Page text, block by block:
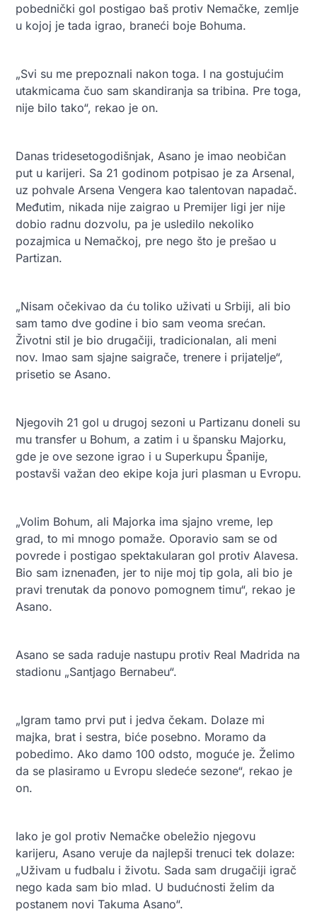
pobednički gol postigao baš protiv Nemačke, zemlje
u kojoj je tada igrao, braneći boje Bohuma.
„Svi su me prepoznali nakon toga. I na gostujućim
utakmicama čuo sam skandiranja sa tribina. Pre toga,
nije bilo tako“, rekao je on.
Danas tridesetogodišnjak, Asano je imao neobičan
put u karijeri. Sa 21 godinom potpisao je za Arsenal,
uz pohvale Arsena Vengera kao talentovan napadač.
Međutim, nikada nije zaigrao u Premijer ligi jer nije
dobio radnu dozvolu, pa je usledilo nekoliko
pozajmica u Nemačkoj, pre nego što je prešao u
Partizan.
„Nisam očekivao da ću toliko uživati u Srbiji, ali bio
sam tamo dve godine i bio sam veoma srećan.
Životni stil je bio drugačiji, tradicionalan, ali meni
nov. Imao sam sjajne saigrače, trenere i prijatelje“,
prisetio se Asano.
Njegovih 21 gol u drugoj sezoni u Partizanu doneli su
mu transfer u Bohum, a zatim i u špansku Majorku,
gde je ove sezone igrao i u Superkupu Španije,
postavši važan deo ekipe koja juri plasman u Evropu.
„Volim Bohum, ali Majorka ima sjajno vreme, lep
grad, to mi mnogo pomaže. Oporavio sam se od
povrede i postigao spektakularan gol protiv Alavesa.
Bio sam iznenađen, jer to nije moj tip gola, ali bio je
pravi trenutak da ponovo pomognem timu“, rekao je
Asano.
Asano se sada raduje nastupu protiv Real Madrida na
stadionu „Santjago Bernabeu“.
„Igram tamo prvi put i jedva čekam. Dolaze mi
majka, brat i sestra, biće posebno. Moramo da
pobedimo. Ako damo 100 odsto, moguće je. Želimo
da se plasiramo u Evropu sledeće sezone“, rekao je
on.
Iako je gol protiv Nemačke obeležio njegovu
karijeru, Asano veruje da najlepši trenuci tek dolaze:
„Uživam u fudbalu i životu. Sada sam drugačiji igrač
nego kada sam bio mlad. U budućnosti želim da
postanem novi Takuma Asano“.